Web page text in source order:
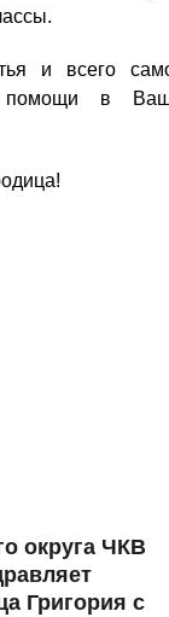
и всего
помощи в
округа ЧКВ
Григория с